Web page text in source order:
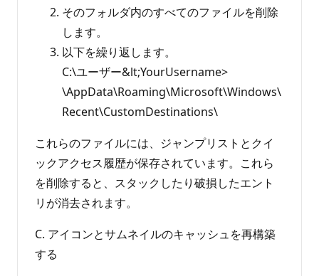
そのフォルダ内のすべてのファイルを削除
します。
以下を繰り返します。
C:\ユーザー&lt;YourUsername>
\AppData\Roaming\Microsoft\Windows\
Recent\CustomDestinations\
これらのファイルには、ジャンプリストとクイ
ックアクセス履歴が保存されています。これら
を削除すると、スタックしたり破損したエント
リが消去されます。
C. アイコンとサムネイルのキャッシュを再構築
する